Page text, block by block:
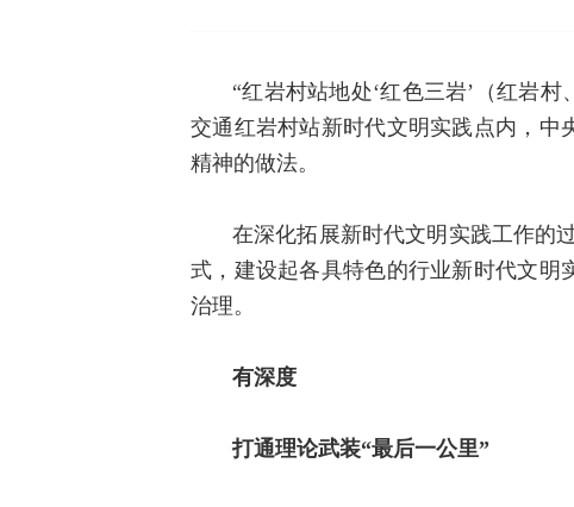
“红岩村站地处‘红色三岩’（红岩
交通红岩村站新时代文明实践点内，中
精神的做法。
在深化拓展新时代文明实践工作的
式，建设起各具特色的行业新时代文明
治理。
有深度
打通理论武装“最后一公里”